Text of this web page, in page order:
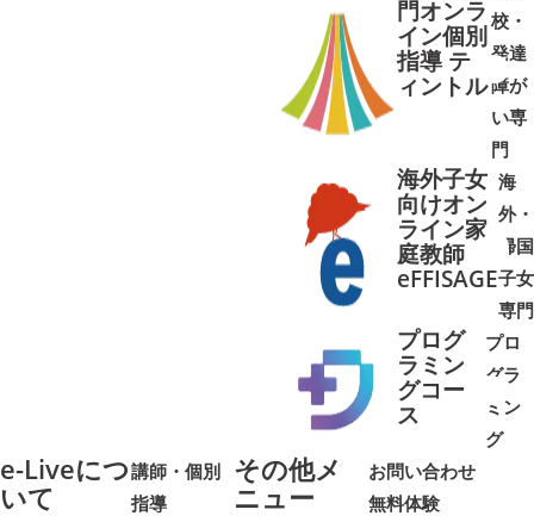
門オンラ
イン個別
指導 テ
ィントル
校・
発達
障が
い専
門
➜➜
海外子女
向けオン
ライン家
庭教師
eFFISAGE
海
外・
帰国
子女
専門
➜➜
プログ
ラミン
グコー
ス
プロ
グラ
ミン
グ
➜➜
e-Liveにつ
いて
講師・個別
指導
その他メ
ニュー
お問い合わせ
無料体験